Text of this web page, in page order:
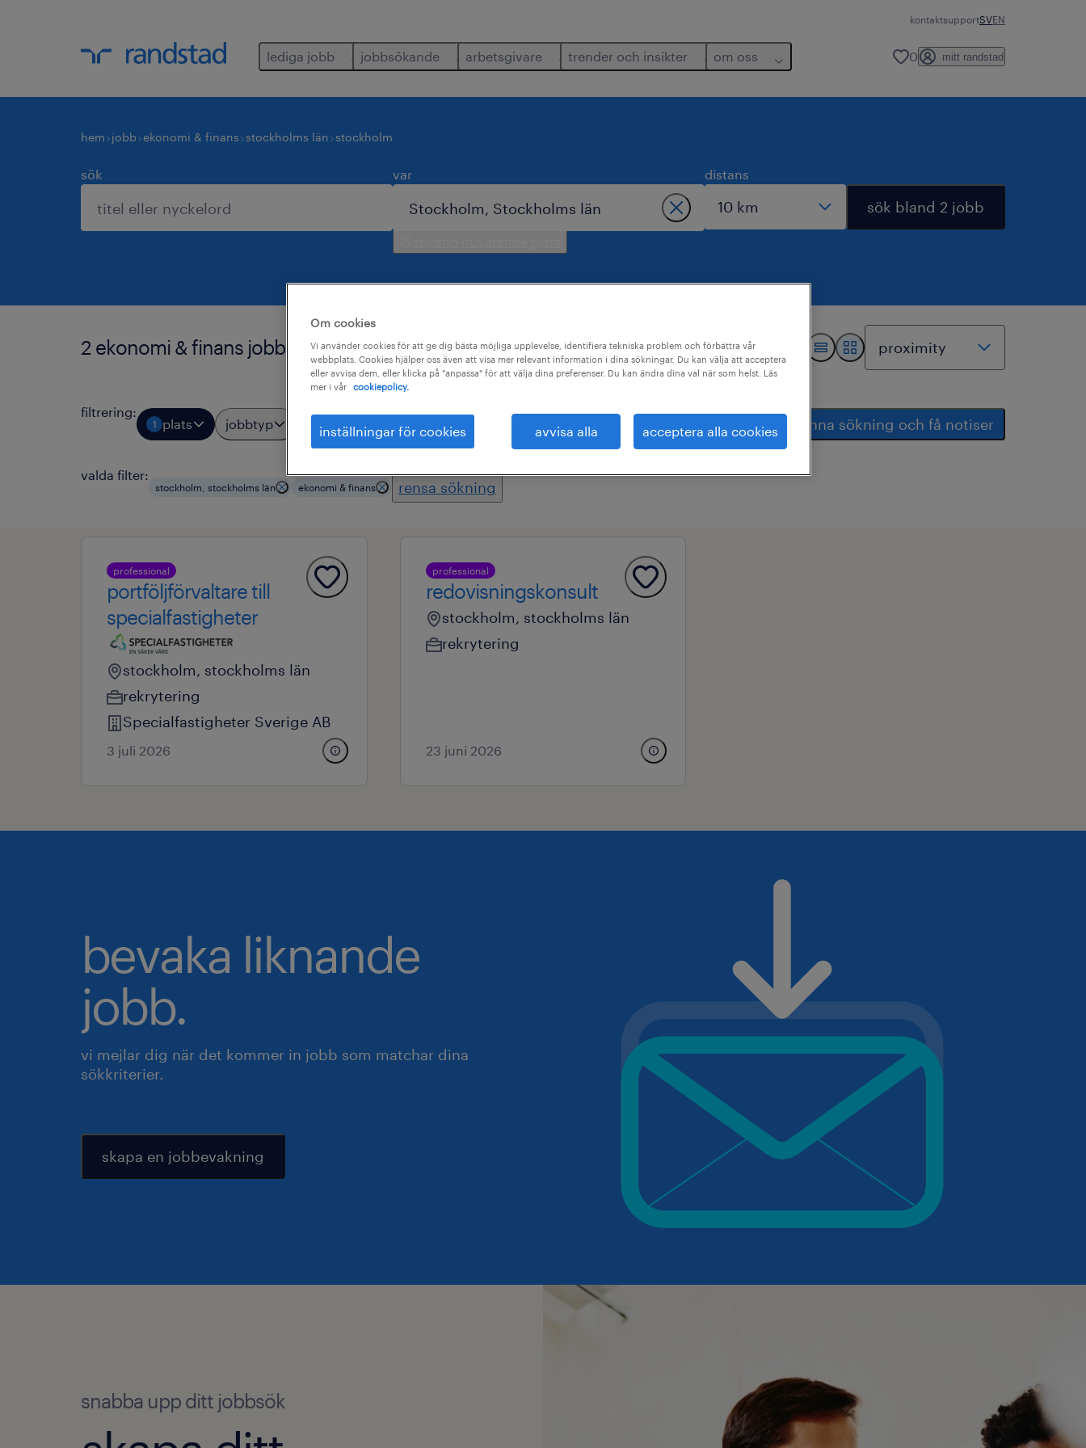
kontaktsupportSVEN
lediga jobb jobbsökande arbetsgivare trender och insikter om oss 0 mitt randstad
hem jobb ekonomi & finans stockholms län stockholm
sök var distans
sök bland 2 jobb
2 ekonomi & finans jobb hittade för dig i stockholm.
filtrering:
1 plats jobbtyp yrkesområde alla filter spara denna sökning och få notiser
valda filter:
stockholm, stockholms län ekonomi & finans rensa sökning
professional
portföljförvaltare till
specialfastigheter
stockholm, stockholms län
rekrytering
Specialfastigheter Sverige AB
3 juli 2026
professional
redovisningskonsult
stockholm, stockholms län
rekrytering
23 juni 2026
bevaka liknande
jobb.
vi mejlar dig när det kommer in jobb som matchar dina
sökkriterier.
skapa en jobbevakning
snabba upp ditt jobbsök
Om cookies
Vi använder cookies för att ge dig bästa möjliga upplevelse, identifiera tekniska problem och förbättra vår
webbplats. Cookies hjälper oss även att visa mer relevant information i dina sökningar. Du kan välja att acceptera
eller avvisa dem, eller klicka på "anpassa" för att välja dina preferenser. Du kan ändra dina val när som helst. Läs
mer i vår
cookiepolicy.
inställningar för cookies avvisa alla acceptera alla cookies